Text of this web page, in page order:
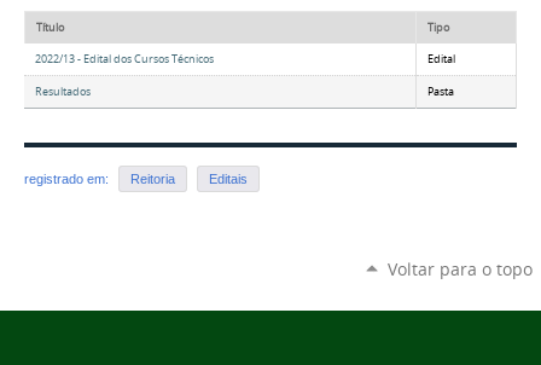
Título Tipo
2022/13 - Edital dos Cursos Técnicos Edital
Resultados Pasta
registrado em: Reitoria Editais
Voltar para o topo